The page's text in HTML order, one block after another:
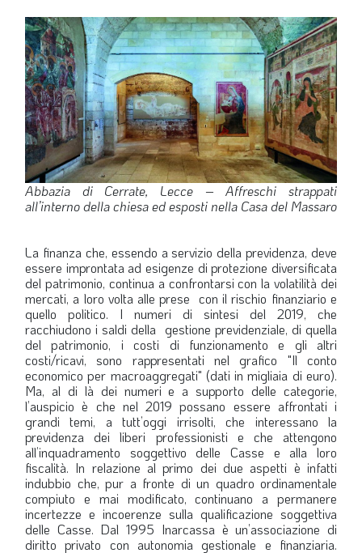
Abbazia di Cerrate, Lecce – Affreschi strappati
all’interno della chiesa ed esposti nella Casa del Massaro
La finanza che, essendo a servizio della previdenza, deve
essere improntata ad esigenze di protezione diversificata
del patrimonio, continua a confrontarsi con la volatilità dei
mercati, a loro volta alle prese con il rischio finanziario e
quello politico. I numeri di sintesi del 2019, che
racchiudono i saldi della gestione previdenziale, di quella
del patrimonio, i costi di funzionamento e gli altri
costi/ricavi, sono rappresentati nel grafico "Il conto
economico per macroaggregati" (dati in migliaia di euro).
Ma, al di là dei numeri e a supporto delle categorie,
l’auspicio è che nel 2019 possano essere affrontati i
grandi temi, a tutt’oggi irrisolti, che interessano la
previdenza dei liberi professionisti e che attengono
all’inquadramento soggettivo delle Casse e alla loro
fiscalità. In relazione al primo dei due aspetti è infatti
indubbio che, pur a fronte di un quadro ordinamentale
compiuto e mai modificato, continuano a permanere
incertezze e incoerenze sulla qualificazione soggettiva
delle Casse. Dal 1995 Inarcassa è un’associazione di
diritto privato con autonomia gestionale e finanziaria.